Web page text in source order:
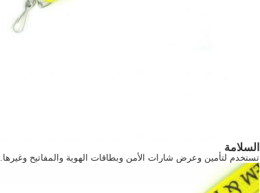
السلامة
تستخدم لتأمين وعرض شارات الأمن وبطاقات الهوية والمفاتيح وغيرها.